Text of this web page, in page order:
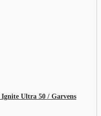
Ultra 50 / Garvens